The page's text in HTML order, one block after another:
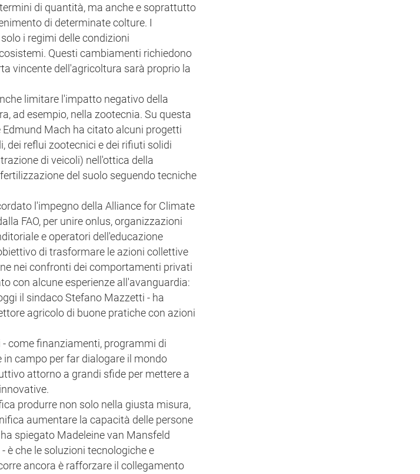
di quantità, ma anche e soprattutto
di determinate colture. I
i regimi delle condizioni
Questi cambiamenti richiedono
vincente dell'agricoltura sarà proprio la
limitare l'impatto negativo della
ad esempio, nella zootecnia. Su questa
Edmund Mach ha citato alcuni progetti
dei reflui zootecnici e dei rifiuti solidi
di veicoli) nell'ottica della
del suolo seguendo tecniche
l'impegno della Alliance for Climate
FAO, per unire onlus, organizzazioni
e operatori dell'educazione
di trasformare le azioni collettive
nei confronti dei comportamenti privati
con alcune esperienze all'avanguardia:
il sindaco Stefano Mazzetti - ha
agricolo di buone pratiche con azioni
come finanziamenti, programmi di
campo per far dialogare il mondo
attorno a grandi sfide per mettere a
produrre non solo nella giusta misura,
aumentare la capacità delle persone
spiegato Madeleine van Mansfeld
è che le soluzioni tecnologiche e
ancora è rafforzare il collegamento